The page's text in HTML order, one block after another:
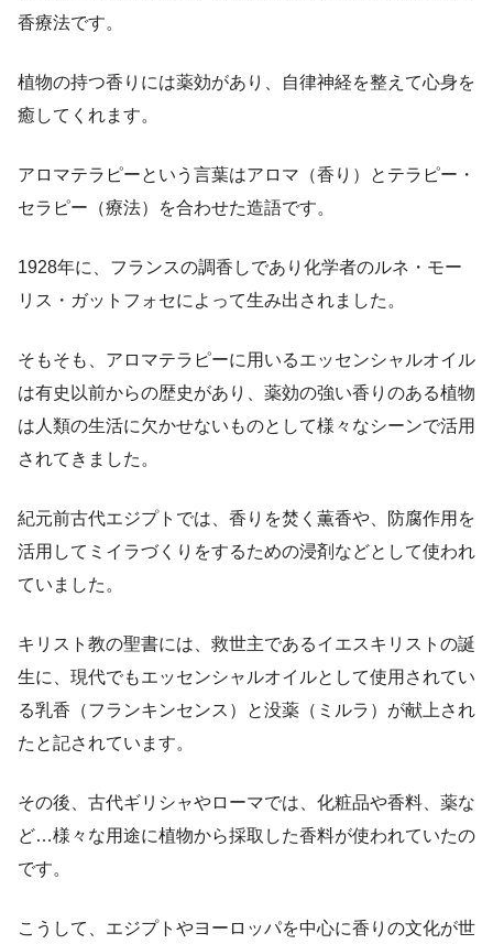
香療法です。
植物の持つ香りには薬効があり、自律神経を整えて心身を
癒してくれます。
アロマテラピーという言葉はアロマ（香り）とテラピー・
セラピー（療法）を合わせた造語です。
1928年に、フランスの調香しであり化学者のルネ・モー
リス・ガットフォセによって生み出されました。
そもそも、アロマテラピーに用いるエッセンシャルオイル
は有史以前からの歴史があり、薬効の強い香りのある植物
は人類の生活に欠かせないものとして様々なシーンで活用
されてきました。
紀元前古代エジプトでは、香りを焚く薫香や、防腐作用を
活用してミイラづくりをするための浸剤などとして使われ
ていました。
キリスト教の聖書には、救世主であるイエスキリストの誕
生に、現代でもエッセンシャルオイルとして使用されてい
る乳香（フランキンセンス）と没薬（ミルラ）が献上され
たと記されています。
その後、古代ギリシャやローマでは、化粧品や香料、薬な
ど…様々な用途に植物から採取した香料が使われていたの
です。
こうして、エジプトやヨーロッパを中心に香りの文化が世